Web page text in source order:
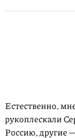
Естественно,
рукоплескали
Россию, другие